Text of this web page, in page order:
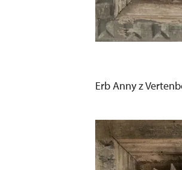
Erb Anny z